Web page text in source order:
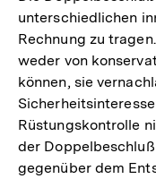
unterschiedlichen
Rechnung zu
weder von
können, sie
Rüstungskontrolle
der
gegenüber dem